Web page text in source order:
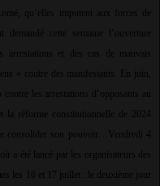
qu’elles imputent aux forces de
cette semaine l’ouverture
arrestations et des cas de mauvais
» contre des manifestants. En juin,
les arrestations d’opposants au
la réforme constitutionnelle de 2024
consolider son pouvoir…Vendredi 4
a été lancé par les organisateurs des
les 16 et 17 juillet : le deuxième jour